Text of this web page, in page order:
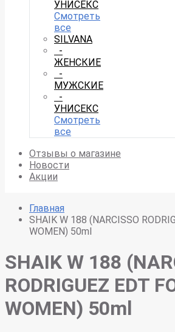
УНИСЕКС
Смотреть
все
SILVANA
-
ЖЕНСКИЕ
-
МУЖСКИЕ
-
УНИСЕКС
Смотреть
все
Отзывы о магазине
Новости
Акции
Главная
SHAIK W 188 (NARCISSO
WOMEN) 50ml
SHAIK W 188
RODRIGUEZ EDT
WOMEN) 50ml